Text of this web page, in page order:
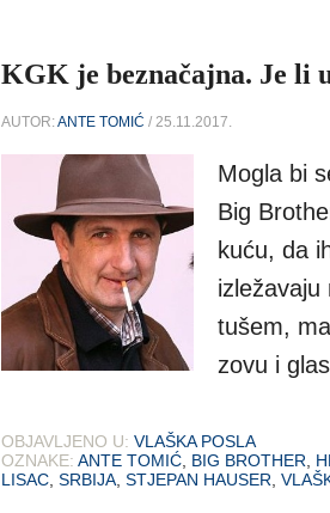
KGK je beznačajna. Je li
AUTOR:ANTE TOMIĆ / 25.11.2017.
Mogla bi
Big
kuću, da
izležavaju
tušem,
zovu i
OBJAVLJENO U: VLAŠKA POSLA
OZNAKE: ANTE TOMIĆ, BIG BROTHER,
LISAC, SRBIJA, STJEPAN HAUSER,